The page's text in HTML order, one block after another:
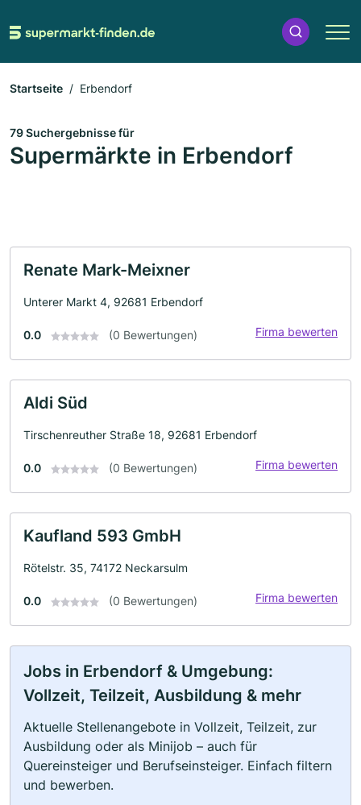
Startseite Erbendorf
79 Suchergebnisse für
Supermärkte in Erbendorf
Renate Mark-Meixner
Unterer Markt 4, 92681 Erbendorf
0.0 (0 Bewertungen) Firma bewerten
Aldi Süd
Tirschenreuther Straße 18, 92681 Erbendorf
0.0 (0 Bewertungen) Firma bewerten
Kaufland 593 GmbH
Rötelstr. 35, 74172 Neckarsulm
0.0 (0 Bewertungen) Firma bewerten
Jobs in Erbendorf & Umgebung:
Vollzeit, Teilzeit, Ausbildung & mehr
Aktuelle Stellenangebote in Vollzeit, Teilzeit, zur
Ausbildung oder als Minijob – auch für
Quereinsteiger und Berufseinsteiger. Einfach filtern
und bewerben.